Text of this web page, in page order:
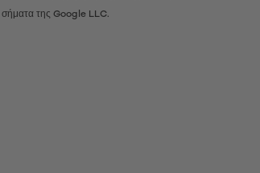
της Google LLC.